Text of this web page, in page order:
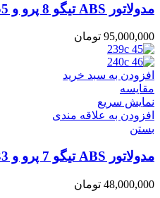
مدولاتور ABS تیگو 8 پرو و X55 پرو اورجینال(کارکرده)
95,000,000 تومان
افزودن به سبد خرید
مقایسه
نمایش سریع
افزودن به علاقه مندی
بستن
مدولاتور ABS تیگو 7 پرو و X33 کراس اصلی (کارکرده)
48,000,000 تومان